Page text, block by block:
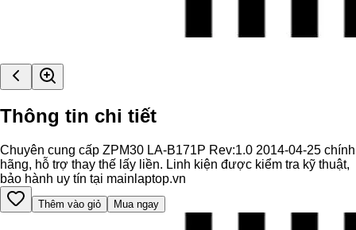
Thông tin chi tiết
Chuyên cung cấp ZPM30 LA-B171P Rev:1.0 2014-04-25 chính
hãng, hỗ trợ thay thế lấy liền. Linh kiện được kiểm tra kỹ thuật,
bảo hành uy tín tại mainlaptop.vn
Thêm vào giỏ Mua ngay